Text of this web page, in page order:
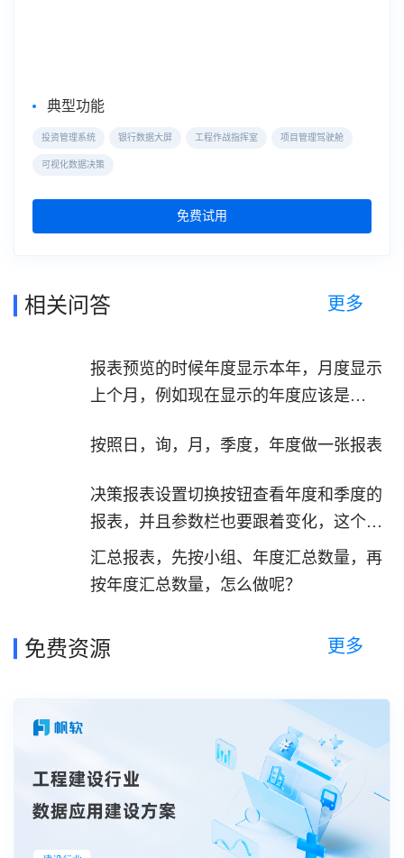
典型功能
投资管理系统 银行数据大屏 工程作战指挥室 项目管理驾驶舱
可视化数据决策
免费试用
相关问答 更多
报表预览的时候年度显示本年，月度显示
上个月，例如现在显示的年度应该是
按照日，询，月，季度，年度做一张报表
决策报表设置切换按钮查看年度和季度的
报表，并且参数栏也要跟着变化，这个有
demo吗
汇总报表，先按小组、年度汇总数量，再
按年度汇总数量，怎么做呢？
免费资源 更多